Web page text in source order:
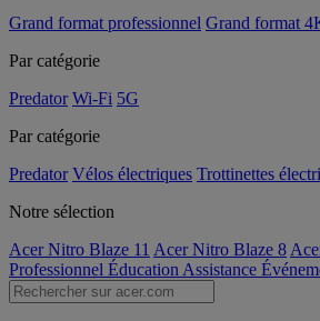
Grand format professionnel Grand format
Par catégorie
Predator Wi-Fi 5G
Par catégorie
Predator Vélos électriques Trottinettes
Notre sélection
Acer Nitro Blaze 11 Acer Nitro Blaze 8
Professionnel Éducation Assistance